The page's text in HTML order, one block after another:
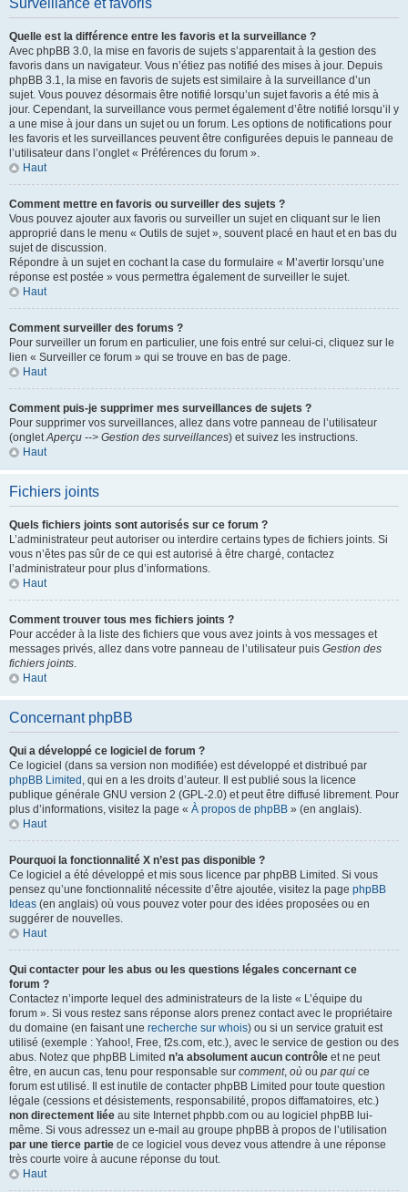
Surveillance et favoris
Quelle est la différence entre les favoris et la surveillance ?
Avec phpBB 3.0, la mise en favoris de sujets s’apparentait à la gestion des
favoris dans un navigateur. Vous n’étiez pas notifié des mises à jour. Depuis
phpBB 3.1, la mise en favoris de sujets est similaire à la surveillance d’un
sujet. Vous pouvez désormais être notifié lorsqu’un sujet favoris a été mis à
jour. Cependant, la surveillance vous permet également d’être notifié lorsqu’il y
a une mise à jour dans un sujet ou un forum. Les options de notifications pour
les favoris et les surveillances peuvent être configurées depuis le panneau de
l’utilisateur dans l’onglet « Préférences du forum ».
Haut
Comment mettre en favoris ou surveiller des sujets ?
Vous pouvez ajouter aux favoris ou surveiller un sujet en cliquant sur le lien
approprié dans le menu « Outils de sujet », souvent placé en haut et en bas du
sujet de discussion.
Répondre à un sujet en cochant la case du formulaire « M’avertir lorsqu’une
réponse est postée » vous permettra également de surveiller le sujet.
Haut
Comment surveiller des forums ?
Pour surveiller un forum en particulier, une fois entré sur celui-ci, cliquez sur le
lien « Surveiller ce forum » qui se trouve en bas de page.
Haut
Comment puis-je supprimer mes surveillances de sujets ?
Pour supprimer vos surveillances, allez dans votre panneau de l’utilisateur
(ongletAperçu --> Gestion des surveillances) et suivez les instructions.
Haut
Fichiers joints
Quels fichiers joints sont autorisés sur ce forum ?
L’administrateur peut autoriser ou interdire certains types de fichiers joints. Si
vous n’êtes pas sûr de ce qui est autorisé à être chargé, contactez
l’administrateur pour plus d’informations.
Haut
Comment trouver tous mes fichiers joints ?
Pour accéder à la liste des fichiers que vous avez joints à vos messages et
messages privés, allez dans votre panneau de l’utilisateur puis Gestion des
fichiers joints.
Haut
Concernant phpBB
Qui a développé ce logiciel de forum ?
Ce logiciel (dans sa version non modifiée) est développé et distribué par
phpBB Limited , qui en a les droits d’auteur. Il est publié sous la licence
publique générale GNU version 2 (GPL-2.0) et peut être diffusé librement. Pour
plus d’informations, visitez la page « À propos de phpBB » (en anglais).
Haut
Pourquoi la fonctionnalité X n’est pas disponible ?
Ce logiciel a été développé et mis sous licence par phpBB Limited. Si vous
pensez qu’une fonctionnalité nécessite d’être ajoutée, visitez la page phpBB
Ideas (en anglais) où vous pouvez voter pour des idées proposées ou en
suggérer de nouvelles.
Haut
Qui contacter pour les abus ou les questions légales concernant ce
forum ?
Contactez n’importe lequel des administrateurs de la liste « L’équipe du
forum ». Si vous restez sans réponse alors prenez contact avec le propriétaire
du domaine (en faisant une recherche sur whois) ou si un service gratuit est
utilisé (exemple : Yahoo!, Free, f2s.com, etc.), avec le service de gestion ou des
abus. Notez que phpBB Limited n’a absolument aucun contrôle et ne peut
être, en aucun cas, tenu pour responsable sur comment, où ou par qui ce
forum est utilisé. Il est inutile de contacter phpBB Limited pour toute question
légale (cessions et désistements, responsabilité, propos diffamatoires, etc.)
non directement liée au site Internet phpbb.com ou au logiciel phpBB lui-
même. Si vous adressez un e-mail au groupe phpBB à propos de l’utilisation
par une tierce partie de ce logiciel vous devez vous attendre à une réponse
très courte voire à aucune réponse du tout.
Haut